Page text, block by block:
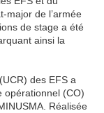
major de l’armée
de stage a été
ainsi la
des EFS a
opérationnel (CO)
Réalisée